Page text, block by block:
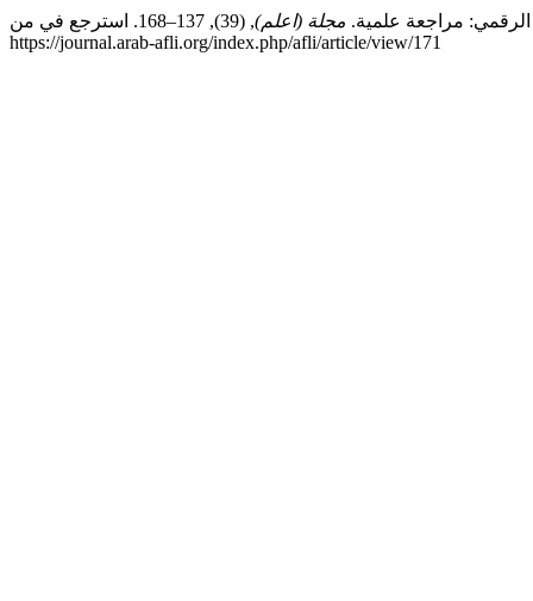
مجلة (اعلم)
, (39), 137–168. استرجع في من
https://journal.arab-afli.org/index.php/afli/article/view/171